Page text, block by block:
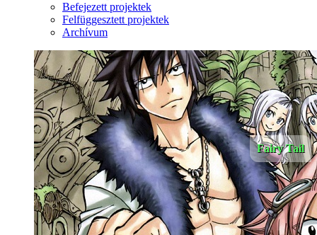
Befejezett projektek
Felfüggesztett projektek
Archívum
Fairy Tail